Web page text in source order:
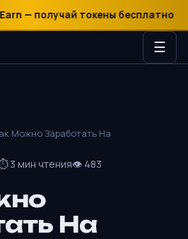
получай токены бесплатно
☰
Можно Заработать На
3 мин чтения👁 483
На